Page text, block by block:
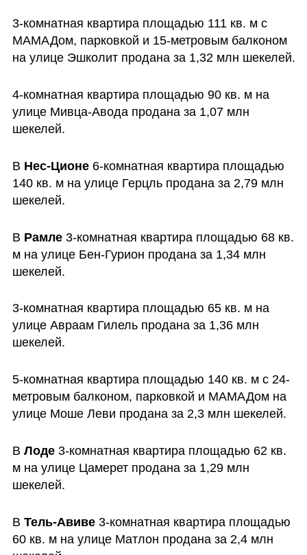
3-комнатная квартира площадью 111 кв. м с
МАМАДом, парковкой и 15-метровым балконом
на улице Эшколит продана за 1,32 млн шекелей.
4-комнатная квартира площадью 90 кв. м на
улице Мивца-Авода продана за 1,07 млн
шекелей.
В Нес-Ционе 6-комнатная квартира площадью
140 кв. м на улице Герцль продана за 2,79 млн
шекелей.
В Рамле 3-комнатная квартира площадью 68 кв.
м на улице Бен-Гурион продана за 1,34 млн
шекелей.
3-комнатная квартира площадью 65 кв. м на
улице Авраам Гилель продана за 1,36 млн
шекелей.
5-комнатная квартира площадью 140 кв. м с 24-
метровым балконом, парковкой и МАМАДом на
улице Моше Леви продана за 2,3 млн шекелей.
В Лоде 3-комнатная квартира площадью 62 кв.
м на улице Цамерет продана за 1,29 млн
шекелей.
В Тель-Авиве 3-комнатная квартира площадью
60 кв. м на улице Матлон продана за 2,4 млн